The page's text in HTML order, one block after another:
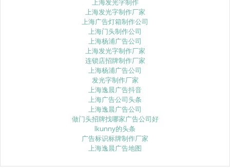
上海发光字制作
上海发光字制作厂家
上海广告灯箱制作公司
上海门头制作公司
上海杨浦广告公司
上海发光字制作厂家
连锁店招牌制作厂家
上海杨浦广告公司
发光字制作厂家
上海逸晨广告抖音
上海广告公司头条
上海逸晨广告公司
做门头招牌找哪家广告公司好
lkunny的头条
广告标识标牌制作厂家
上海逸晨广告地图